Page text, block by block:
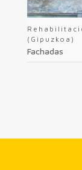
(Gipuzkoa)
Fachadas